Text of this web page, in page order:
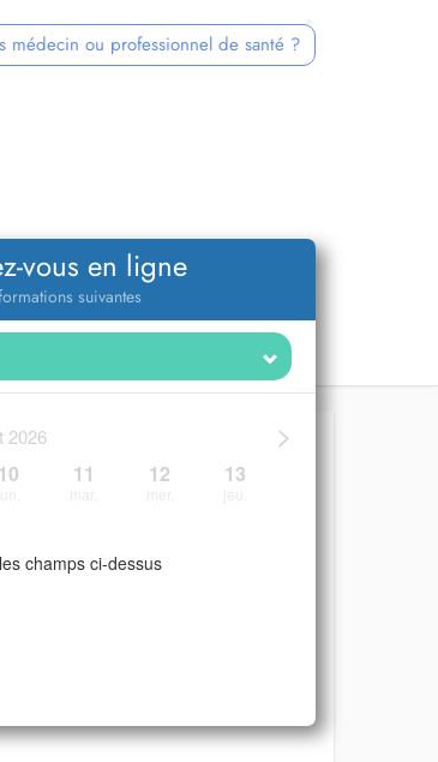
médecin ou professionnel de santé ?
vous en ligne
suivantes
>
2026
10 11 12 13
champs ci-dessus